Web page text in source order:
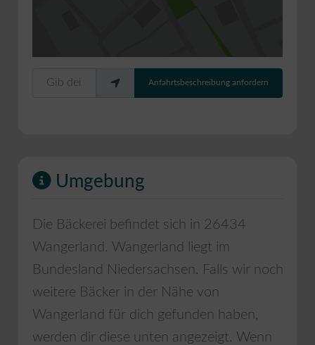
Gib deinen Standort ein.
Anfahrtsbeschreibung anfordern
Umgebung
Die Bäckerei befindet sich in 26434
Wangerland . Wangerland
liegt im
Bundesland Niedersachsen . Falls wir noch
weitere Bäcker in der Nähe von
Wangerland für dich gefunden haben,
werden dir diese unten angezeigt. Wenn